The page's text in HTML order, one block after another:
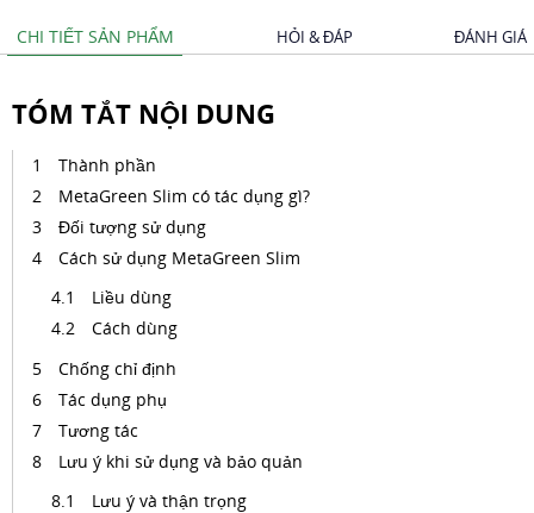
CHI TIẾT SẢN PHẨM HỎI & ĐÁP ĐÁNH GIÁ
TÓM TẮT NỘI DUNG
Thành phần
MetaGreen Slim có tác dụng gì?
Đối tượng sử dụng
Cách sử dụng MetaGreen Slim
Liều dùng
Cách dùng
Chống chỉ định
Tác dụng phụ
Tương tác
Lưu ý khi sử dụng và bảo quản
Lưu ý và thận trọng